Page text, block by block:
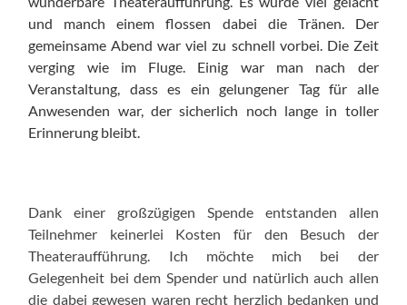
und manch einem flossen dabei die Tränen. Der
gemeinsame Abend war viel zu schnell vorbei. Die Zeit
verging wie im Fluge. Einig war man nach der
Veranstaltung, dass es ein gelungener Tag für alle
Anwesenden war, der sicherlich noch lange in toller
Erinnerung bleibt.
Dank einer großzügigen Spende entstanden allen
Teilnehmer keinerlei Kosten für den Besuch der
Theateraufführung. Ich möchte mich bei der
Gelegenheit bei dem Spender und natürlich auch allen
die dabei gewesen waren recht herzlich bedanken und